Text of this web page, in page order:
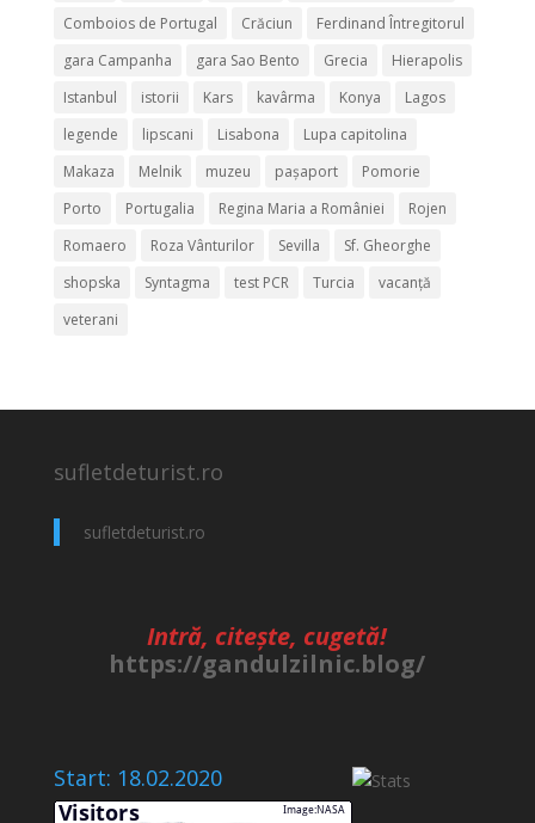
Comboios de Portugal
Crăciun
Ferdinand Întregitorul
gara Campanha
gara Sao Bento Grecia
Hierapolis
Istanbul
istorii Kars kavârma Konya
Lagos
legende
lipscani Lisabona
Lupa capitolina
Makaza
Melnik muzeu pașaport
Pomorie
Porto
Portugalia Regina Maria a României
Rojen
Romaero
Roza Vânturilor Sevilla
Sf. Gheorghe
shopska
Syntagma test PCR Turcia
vacanță
veterani
sufletdeturist.ro
sufletdeturist.ro
Intră, citește, cugetă!
https://gandulzilnic.blog/
Start: 18.02.2020